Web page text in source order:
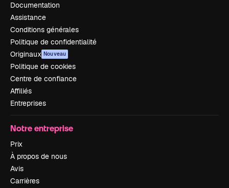
Documentation
Assistance
Conditions générales
Politique de confidentialité
Originaux Nouveau
Politique de cookies
Centre de confiance
Affiliés
Entreprises
Notre entreprise
Prix
À propos de nous
Avis
Carrières